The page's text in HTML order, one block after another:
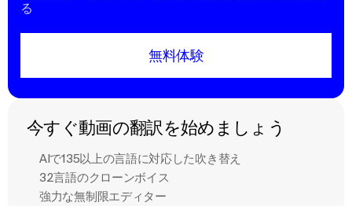
る
無料体験
今すぐ動画の翻訳を始めましょう
AIで135以上の言語に対応した吹き替え
32言語のクローンボイス
強力な無制限エディター